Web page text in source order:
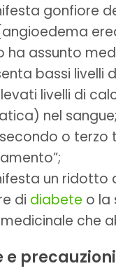
gonfiore
ha assunto
bassi livelli
livelli di
nel sangue;
o terzo
un ridotto
di diabete o la
che
e precauzioni